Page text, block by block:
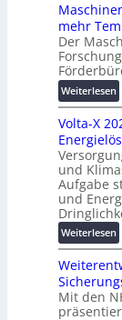
i
e
r
u
n
g
s
l
ö
s
u
n
g
e
n
e
s
c
h
u
t
z
u
n
d
d
i
g
i
t
a
l
e
T
mehr
Der
Weiterlesen:
a
s
c
h
i
n
e
n
b
a
u
:
Volta-X
und
Aufgabe
und
Weiterlesen:
V
o
l
t
a
Mit den